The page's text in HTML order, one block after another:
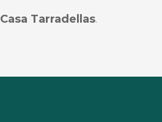
Casa Tarradellas.